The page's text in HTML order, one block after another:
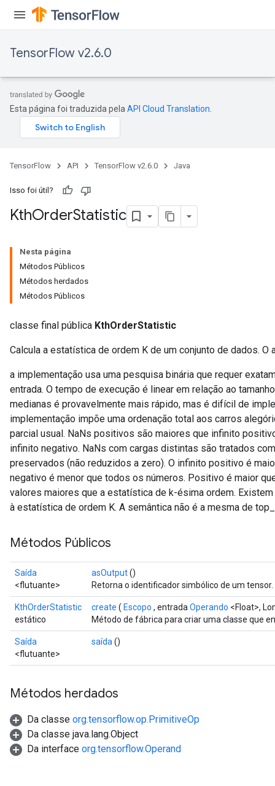
TensorFlow v2.6.0
Esta página foi traduzida pela API Cloud Translation
TensorFlow API TensorFlow v2.6.0 Java
Isso foi útil?
KthOrderStatistic
Nesta página
Métodos Públicos
Métodos herdados
Métodos Públicos
classe final pública KthOrderStatistic
Calcula a estatística de ordem K de um conjunto de dados. O
a implementação usa uma pesquisa binária que requer
entrada. O tempo de execução é linear em relação ao
medianas é provavelmente mais rápido, mas é difícil de
implementação impõe uma ordenação total aos carros
parcial usual. NaNs positivos são maiores que infinito
infinito negativo. NaNs com cargas distintas são tratados
preservados (não reduzidos a zero). O infinito positivo é
negativo é menor que todos os números. Positivo é maior
valores maiores que a estatística de k-ésima ordem.
à estatística de ordem K. A semântica não é a mesma de
Métodos Públicos
Saída
<flutuante>
asOutput()
Retorna o identificador simbólico de um tensor.
KthOrderStatistic
estático
create ( Escopo , entrada Operando <Float>,
Método de fábrica para criar uma classe que
Saída
<flutuante>
saída ()
Métodos herdados
Da classe org.tensorflow.op.PrimitiveOp
Da classe java.lang.Object
Da interface org.tensorflow.Operand